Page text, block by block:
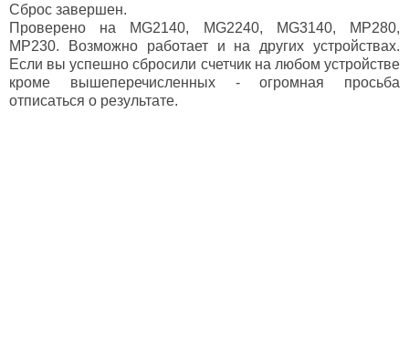
Сброс завершен.
Проверено на MG2140, MG2240, MG3140, MP280,
MP230. Возможно работает и на других устройствах.
Если вы успешно сбросили счетчик на любом устройстве
кроме вышеперечисленных - огромная просьба
отписаться о результате.